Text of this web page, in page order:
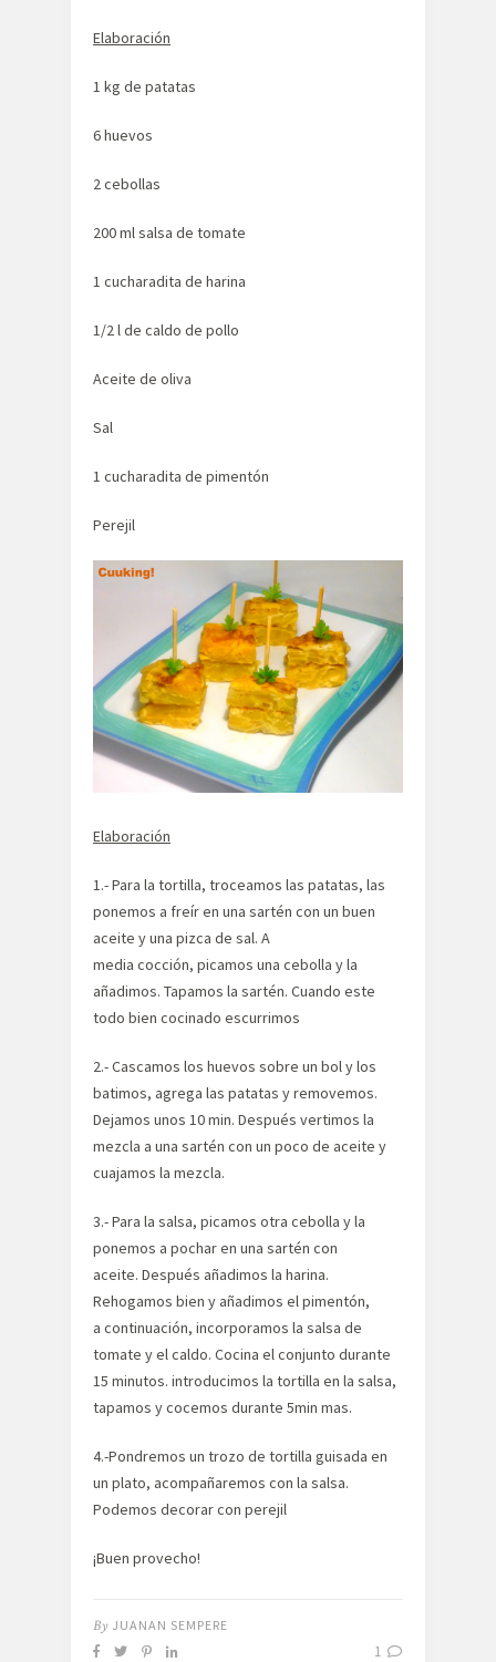
Elaboración
1 kg de patatas
6 huevos
2 cebollas
200 ml salsa de tomate
1 cucharadita de harina
1/2 l de caldo de pollo
Aceite de oliva
Sal
1 cucharadita de pimentón
Perejil
Elaboración
1.- Para la tortilla, troceamos las patatas, las
ponemos a freír en una sartén con un buen
aceite y una pizca de sal. A
media cocción, picamos una cebolla y la
añadimos. Tapamos la sartén. Cuando este
todo bien cocinado escurrimos
2.- Cascamos los huevos sobre un bol y los
batimos, agrega las patatas y removemos.
Dejamos unos 10 min. Después vertimos la
mezcla a una sartén con un poco de aceite y
cuajamos la mezcla.
3.- Para la salsa, picamos otra cebolla y la
ponemos a pochar en una sartén con
aceite. Después añadimos la harina.
Rehogamos bien y añadimos el pimentón,
a continuación, incorporamos la salsa de
tomate y el caldo. Cocina el conjunto durante
15 minutos. introducimos la tortilla en la salsa,
tapamos y cocemos durante 5min mas.
4.-Pondremos un trozo de tortilla guisada en
un plato, acompañaremos con la salsa.
Podemos decorar con perejil
¡Buen provecho!
By JUANAN SEMPERE
1